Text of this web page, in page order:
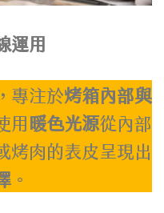
運用
專注於烤箱內部與
用暖色光源從內部
烤肉的表皮呈現出
。